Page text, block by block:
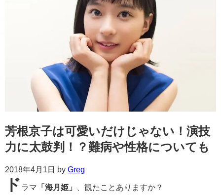
芳根京子は可愛いだけじゃない！演技
力に太鼓判！？難病や性格についても
2018年4月1日 by Greg
ド ラマ 「海月姫」 、観たことありますか？